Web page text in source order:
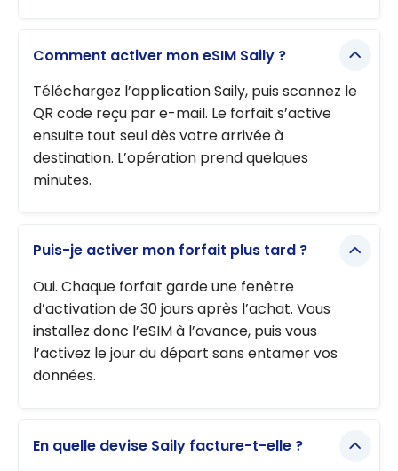
Comment activer mon eSIM Saily ?
Téléchargez l’application Saily, puis scannez le
QR code reçu par e-mail. Le forfait s’active
ensuite tout seul dès votre arrivée à
destination. L’opération prend quelques
minutes.
Puis-je activer mon forfait plus tard ?
Oui. Chaque forfait garde une fenêtre
d’activation de 30 jours après l’achat. Vous
installez donc l’eSIM à l’avance, puis vous
l’activez le jour du départ sans entamer vos
données.
En quelle devise Saily facture-t-elle ?